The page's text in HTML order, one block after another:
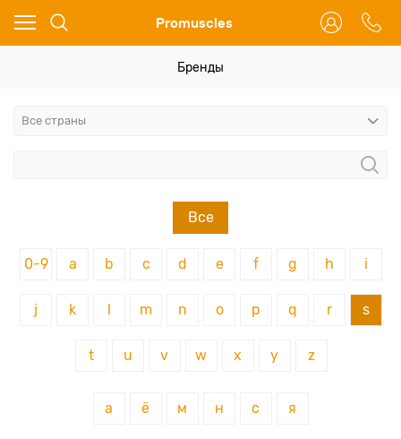
Promuscles
Бренды
Все
0-9 a b c d e f g h i
j k m n o p q r s
t u v w x y z
а ё м н с я
Ваш город - Москва,
угадали?